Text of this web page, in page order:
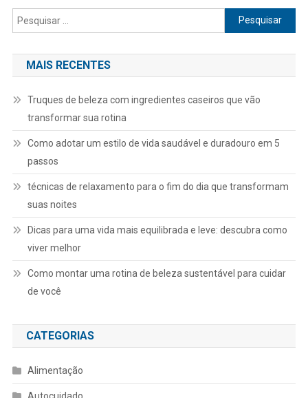
Pesquisar
por:
MAIS RECENTES
Truques de beleza com ingredientes caseiros que vão
transformar sua rotina
Como adotar um estilo de vida saudável e duradouro em 5
passos
técnicas de relaxamento para o fim do dia que transformam
suas noites
Dicas para uma vida mais equilibrada e leve: descubra como
viver melhor
Como montar uma rotina de beleza sustentável para cuidar
de você
CATEGORIAS
Alimentação
Autocuidado